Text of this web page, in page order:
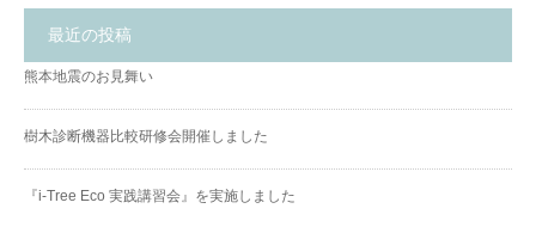
最近の投稿
熊本地震のお見舞い
樹木診断機器比較研修会開催しました
『i-Tree Eco 実践講習会』を実施しました